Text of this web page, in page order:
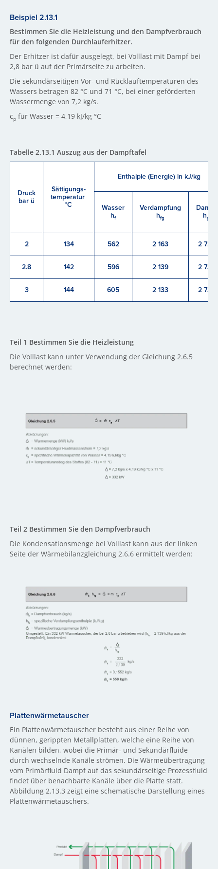
Beispiel 2.13.1
Bestimmen Sie die Heizleistung und den Dampfverbrauch
für den folgenden Durchlauferhitzer.
Der Erhitzer ist dafür ausgelegt, bei Volllast mit Dampf bei
2,8 bar ü auf der Primärseite zu arbeiten.
Die sekundärseitigen Vor- und Rücklauftemperaturen des
Wassers betragen 82 °C und 71 °C, bei einer geförderten
Wassermenge von 7,2 kg/s.
cp für Wasser = 4,19 kJ/kg °C
Tabelle 2.13.1 Auszug aus der Dampftafel
Druck
bar ü
Sättigungs-
temperatur
°C
Enthalpie (Energie) in kJ/kg
Wasser
hf
Verdampfung
hfg
Dampf
hg
2 134 562 2 163 2 725
2.8 142 596 2 139 2 735
3 144 605 2 133 2 738
Teil 1 Bestimmen Sie die Heizleistung
Die Volllast kann unter Verwendung der Gleichung 2.6.5
berechnet werden:
Teil 2 Bestimmen Sie den Dampfverbrauch
Die Kondensationsmenge bei Volllast kann aus der linken
Seite der Wärmebilanzgleichung 2.6.6 ermittelt werden:
Plattenwärmetauscher
Ein Plattenwärmetauscher besteht aus einer Reihe von
dünnen, gerippten Metallplatten, welche eine Reihe von
Kanälen bilden, wobei die Primär- und Sekundärfluide
durch wechselnde Kanäle strömen. Die Wärmeübertragung
vom Primärfluid Dampf auf das sekundärseitige Prozessfluid
findet über benachbarte Kanäle über die Platte statt.
Abbildung 2.13.3 zeigt eine schematische Darstellung eines
Plattenwärmetauschers.